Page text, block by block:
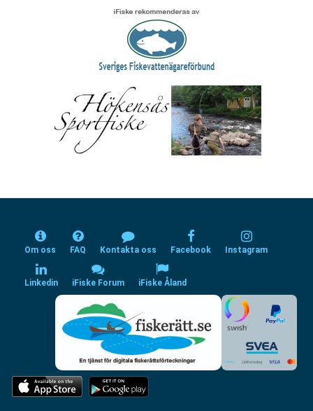
Om oss FAQ Kontakta oss Facebook Instagram
Linkedin iFiske Forum iFiske Åland